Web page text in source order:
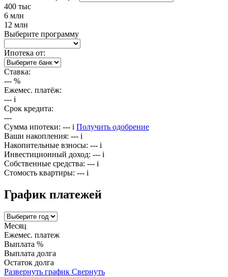
400 тыс
6 млн
12 млн
Выберите программу
Ипотека от:
Ставка:
--- %
Ежемес. платёж:
--- i
Срок кредита:
---
Сумма ипотеки: --- i Получить одобрение
Ваши накопления: --- i
Накопительные взносы: --- i
Инвестиционный доход: --- i
Собственные средства: --- i
Стомость квартиры: --- i
График платежей
Месяц
Ежемес. платеж
Выплата %
Выплата долга
Остаток долга
Развернуть график Свернуть